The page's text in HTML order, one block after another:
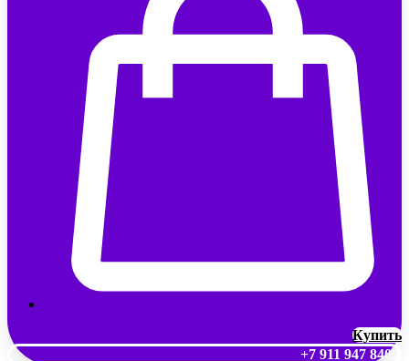
Купить
+7 911 947 8409